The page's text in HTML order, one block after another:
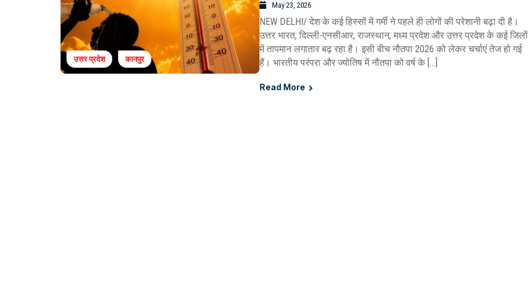
उत्तर प्रदेश कानपुर
May 23, 2026
NEW DELHI/ देश के कई हिस्सों में गर्मी ने पहले ही लोगों की परेशानी बढ़ा दी है।
उत्तर भारत, दिल्ली-एनसीआर, राजस्थान, मध्य प्रदेश और उत्तर प्रदेश के कई जिलों
में तापमान लगातार बढ़ रहा है। इसी बीच नौतपा 2026 को लेकर चर्चाएं तेज हो गई
हैं। भारतीय परंपरा और ज्योतिष में नौतपा को वर्ष के […]
Read More